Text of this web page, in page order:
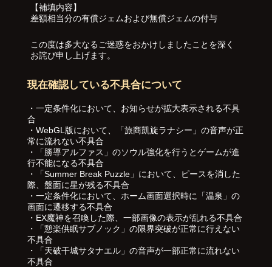
【補填内容】
差額相当分の有償ジェムおよび無償ジェムの付与
この度は多大なるご迷惑をおかけしましたことを深く
お詫び申し上げます。
現在確認している不具合について
・一定条件化において、お知らせが拡大表示される不具
合
・WebGL版において、「旅商凱旋ラナシー」の音声が正
常に流れない不具合
・「勝導アルファス」のソウル強化を行うとゲームが進
行不能になる不具合
・「Summer Break Puzzle」において、ピースを消した
際、盤面に星が残る不具合
・一定条件化において、ホーム画面選択時に「温泉」の
画面に遷移する不具合
・EX魔神を召喚した際、一部画像の表示が乱れる不具合
・「憩楽供眠サブノック」の限界突破が正常に行えない
不具合
・「天破干城サタナエル」の音声が一部正常に流れない
不具合